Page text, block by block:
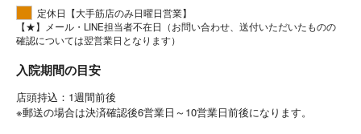
定休日【大手筋店のみ日曜日営業】
【★】メール・LINE担当者不在日（お問い合わせ、送付いただいたものの
確認については翌営業日となります）
入院期間の目安
店頭持込：1週間前後
※郵送の場合は決済確認後6営業日～10営業日前後になります。